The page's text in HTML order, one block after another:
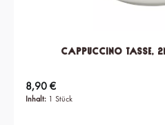
Cappuccino Tasse,
Inhalt: 1 Stück
Regulärer Preis:
8,90 €